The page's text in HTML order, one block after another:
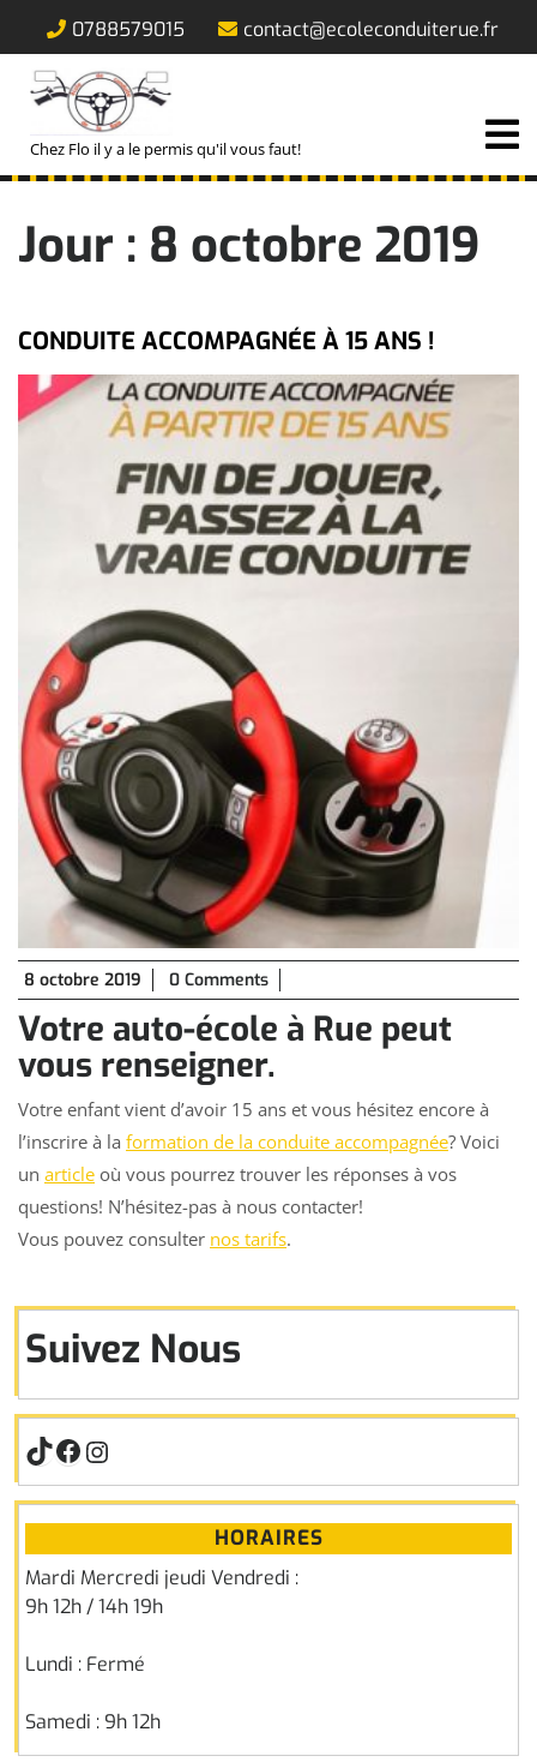
content
0788579015 contact@ecoleconduiterue.fr
Chez Flo il y a le permis qu'il vous faut!
Jour : 8 octobre 2019
CONDUITE ACCOMPAGNÉE À 15 ANS !
8 octobre 2019
8
octobre
2019
0 Comments
Votre auto-école à Rue peut
vous renseigner.
Votre enfant vient d’avoir 15 ans et vous hésitez encore à
l’inscrire à la formation de la conduite accompagnée? Voici
un article où vous pourrez trouver les réponses à vos
questions! N’hésitez-pas à nous contacter!
Vous pouvez consulter nos tarifs.
Suivez Nous
TikTok
Facebook
Instagram
HORAIRES
Mardi Mercredi jeudi Vendredi :
9h 12h / 14h 19h
Lundi : Fermé
Samedi : 9h 12h